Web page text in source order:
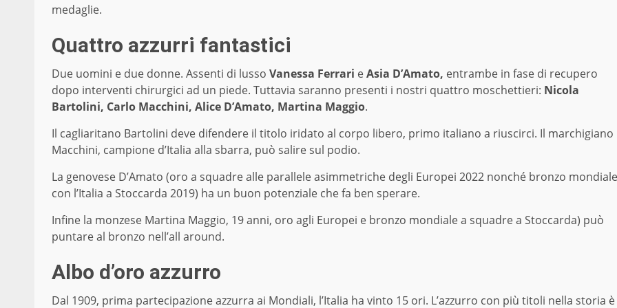
medaglie.
Quattro azzurri fantastici
Due uomini e due donne. Assenti di lusso Vanessa Ferrari eAsia D’Amato, entrambe in fase di recupero
dopo interventi chirurgici ad un piede. Tuttavia saranno presenti i nostri quattro moschettieri: Nicola
Bartolini, Carlo Macchini, Alice D’Amato, Martina Maggio.
Il cagliaritano Bartolini deve difendere il titolo iridato al corpo libero, primo italiano a riuscirci. Il marchigiano
Macchini, campione d’Italia alla sbarra, può salire sul podio.
La genovese D’Amato (oro a squadre alle parallele asimmetriche degli Europei 2022 nonché bronzo mondiale
con l’Italia a Stoccarda 2019) ha un buon potenziale che fa ben sperare.
Infine la monzese Martina Maggio, 19 anni, oro agli Europei e bronzo mondiale a squadre a Stoccarda) può
puntare al bronzo nell’all around.
Albo d’oro azzurro
Dal 1909, prima partecipazione azzurra ai Mondiali, l’Italia ha vinto 15 ori. L’azzurro con più titoli nella storia è